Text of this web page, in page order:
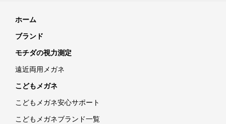
ホーム
ブランド
モチダの視力測定
遠近両用メガネ
こどもメガネ
こどもメガネ安心サポート
こどもメガネブランド一覧